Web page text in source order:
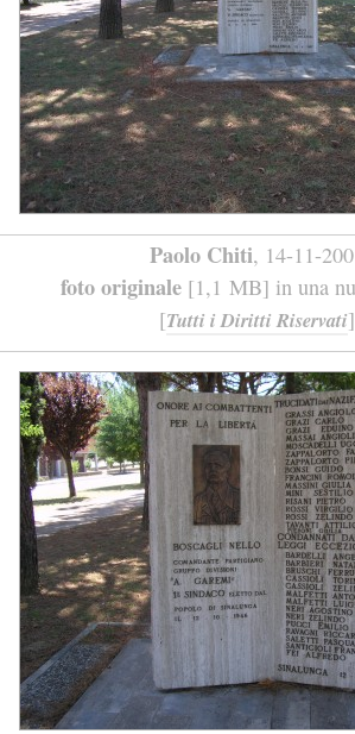
Paolo Chiti, 14-11-
foto originale[1,1 MB] in una
[Tutti i Diritti Riservati]